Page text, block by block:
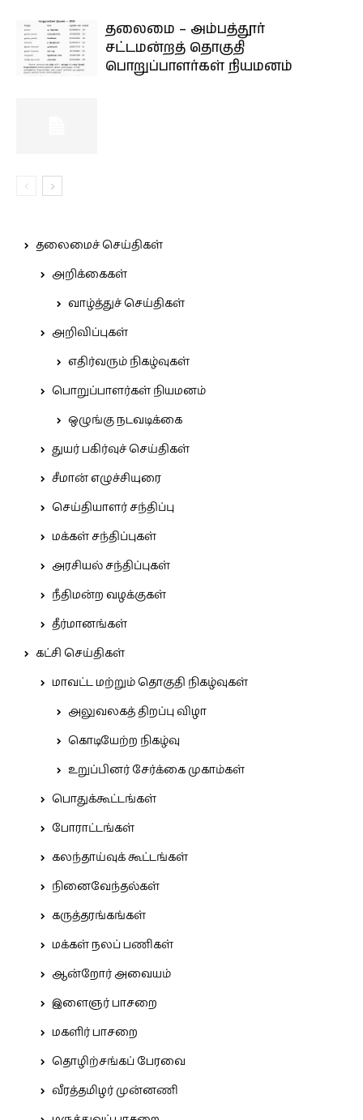
தலைமை – அம்பத்தூர்
சட்டமன்றத் தொகுதி
பொறுப்பாளர்கள் நியமனம்
தலைமைச் செய்திகள்
அறிக்கைகள்
வாழ்த்துச் செய்திகள்
அறிவிப்புகள்
எதிர்வரும் நிகழ்வுகள்
பொறுப்பாளர்கள் நியமனம்
ஒழுங்கு நடவடிக்கை
துயர் பகிர்வுச் செய்திகள்
சீமான் எழுச்சியுரை
செய்தியாளர் சந்திப்பு
மக்கள் சந்திப்புகள்
அரசியல் சந்திப்புகள்
நீதிமன்ற வழக்குகள்
தீர்மானங்கள்
கட்சி செய்திகள்
மாவட்ட மற்றும் தொகுதி நிகழ்வுகள்
அலுவலகத் திறப்பு விழா
கொடியேற்ற நிகழ்வு
உறுப்பினர் சேர்க்கை முகாம்கள்
பொதுக்கூட்டங்கள்
போராட்டங்கள்
கலந்தாய்வுக் கூட்டங்கள்
நினைவேந்தல்கள்
கருத்தரங்கங்கள்
மக்கள் நலப் பணிகள்
ஆன்றோர் அவையம்
இளைஞர் பாசறை
மகளிர் பாசறை
தொழிற்சங்கப் பேரவை
வீரத்தமிழர் முன்னணி